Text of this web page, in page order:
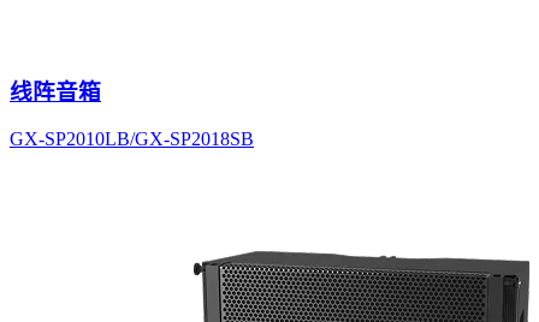
线阵音箱
GX-SP2010LB/GX-SP2018SB